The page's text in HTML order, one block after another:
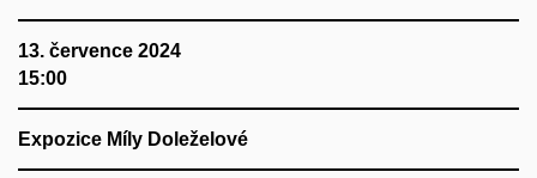
13. července 2024
15:00
Expozice Míly Doleželové